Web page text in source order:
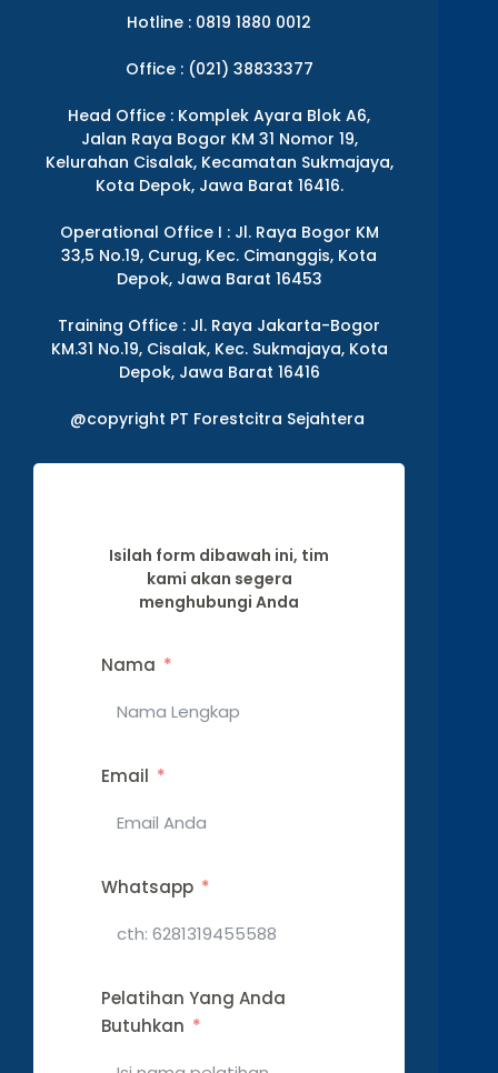
Hotline : 0819 1880 0012
Office : (021) 38833377
Head Office : Komplek Ayara Blok A6,
Jalan Raya Bogor KM 31 Nomor 19,
Kelurahan Cisalak, Kecamatan Sukmajaya,
Kota Depok, Jawa Barat 16416.
Operational Office I : Jl. Raya Bogor KM
33,5 No.19, Curug, Kec. Cimanggis, Kota
Depok, Jawa Barat 16453
Training Office : Jl. Raya Jakarta-Bogor
KM.31 No.19, Cisalak, Kec. Sukmajaya, Kota
Depok, Jawa Barat 16416
@copyright PT Forestcitra Sejahtera
Isilah form dibawah ini, tim
kami akan segera
menghubungi Anda
Nama
Email
Whatsapp
Pelatihan Yang Anda
Butuhkan